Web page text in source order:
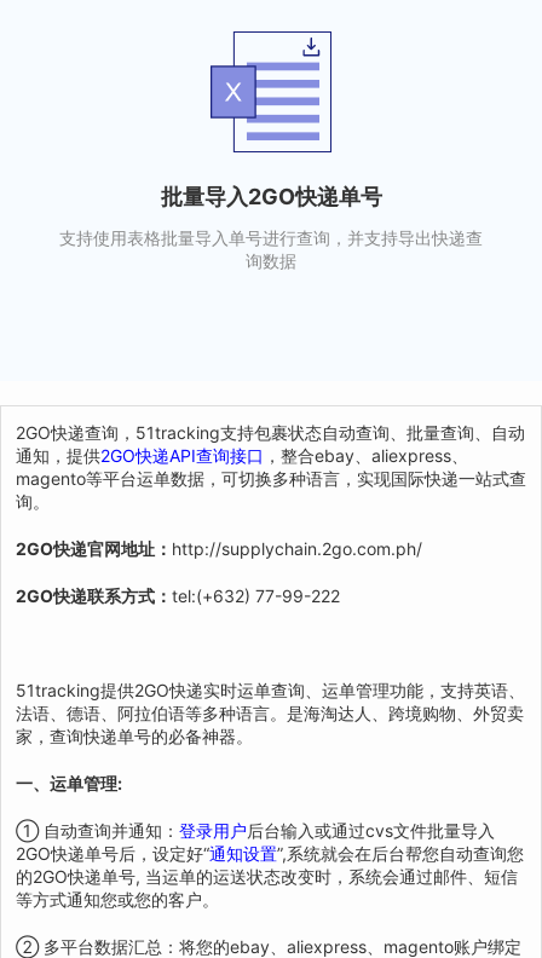
批量导入2GO快递单号
支持使用表格批量导入单号进行查询，并支持导出快递查
询数据
2GO快递查询，51tracking支持包裹状态自动查询、批量查询、自动
通知，提供2GO快递API查询接口 ，整合ebay、aliexpress、
magento等平台运单数据，可切换多种语言，实现国际快递一站式查
询。
2GO快递官网地址： http://supplychain.2go.com.ph/
2GO快递联系方式： tel:(+632) 77-99-222
51tracking提供2GO快递实时运单查询、运单管理功能，支持英语、
法语、德语、阿拉伯语等多种语言。是海淘达人、跨境购物、外贸卖
家，查询快递单号的必备神器。
一、运单管理:
① 自动查询并通知： 登录用户后台输入或通过cvs文件批量导入
2GO快递单号后，设定好“通知设置”,系统就会在后台帮您自动查询您
的2GO快递单号, 当运单的运送状态改变时，系统会通过邮件、短信
等方式通知您或您的客户。
② 多平台数据汇总：将您的ebay、aliexpress、magento账户绑定